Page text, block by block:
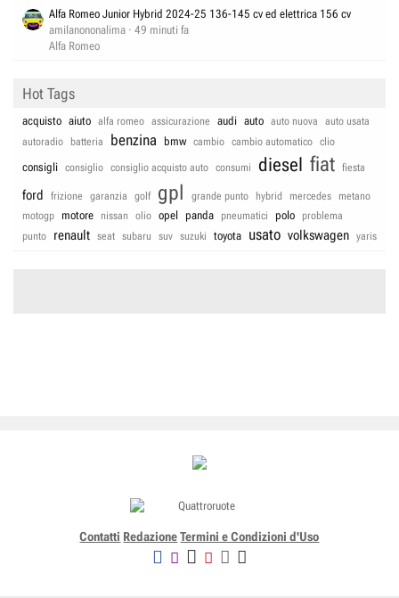
Alfa Romeo Junior Hybrid 2024-25 136-145 cv ed elettrica 156 cv
amilanononalima
49 minuti fa
Alfa Romeo
Hot Tags
acquisto aiuto alfa romeo assicurazione audi auto auto nuova
auto usata
autoradio
batteria benzina bmw cambio cambio automatico clio
consigli consiglio consiglio acquisto auto consumi diesel fiat fiesta
ford frizione garanzia golf gpl grande punto hybrid mercedes
metano
motogp
motore nissan olio opel panda pneumatici polo
problema
punto
renault seat subaru suv suzuki toyota usato volkswagen yaris
Contatti Redazione Termini e Condizioni d'Uso